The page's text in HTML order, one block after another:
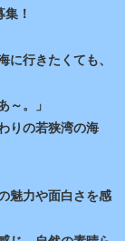
集！
に行きたくても、
～。」
りの若狭湾の海
魅力や面白さを感